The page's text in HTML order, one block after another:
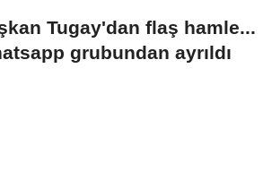
Tugay'dan flaş hamle...
grubundan ayrıldı